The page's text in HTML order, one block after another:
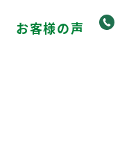
お客様の声